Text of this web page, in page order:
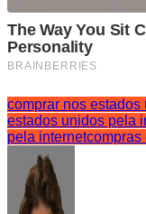
comprar nos estados
estados unidos pela
pela internetcompras